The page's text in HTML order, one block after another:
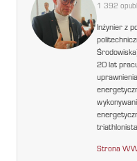
1 392
Inżynier z
20 lat
Strona